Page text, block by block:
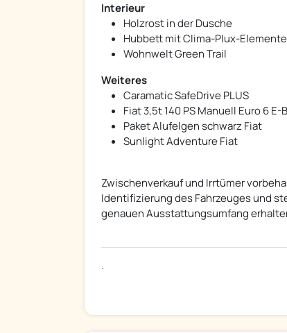
Interieur
Holzrost in der Dusche
Hubbett mit Clima-Plux-
Wohnwelt Green Trail
Weiteres
Caramatic SafeDrive PLUS
Fiat 3,5t 140 PS Manuell Euro 6 E-
Paket Alufelgen schwarz Fiat
Sunlight Adventure Fiat
Zwischenverkauf und Irrtümer
Identifizierung des Fahrzeuges und
genauen Ausstattungsumfang
.